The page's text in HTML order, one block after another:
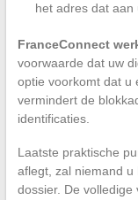
het adres dat aan
FranceConnect
voorwaarde dat uw
optie voorkomt dat u
vermindert de
identificaties.
Laatste praktische
aflegt, zal niemand
dossier. De